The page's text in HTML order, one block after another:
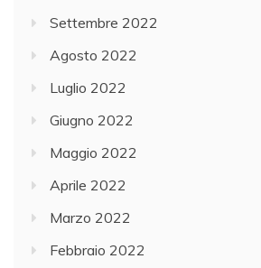
Settembre 2022
Agosto 2022
Luglio 2022
Giugno 2022
Maggio 2022
Aprile 2022
Marzo 2022
Febbraio 2022